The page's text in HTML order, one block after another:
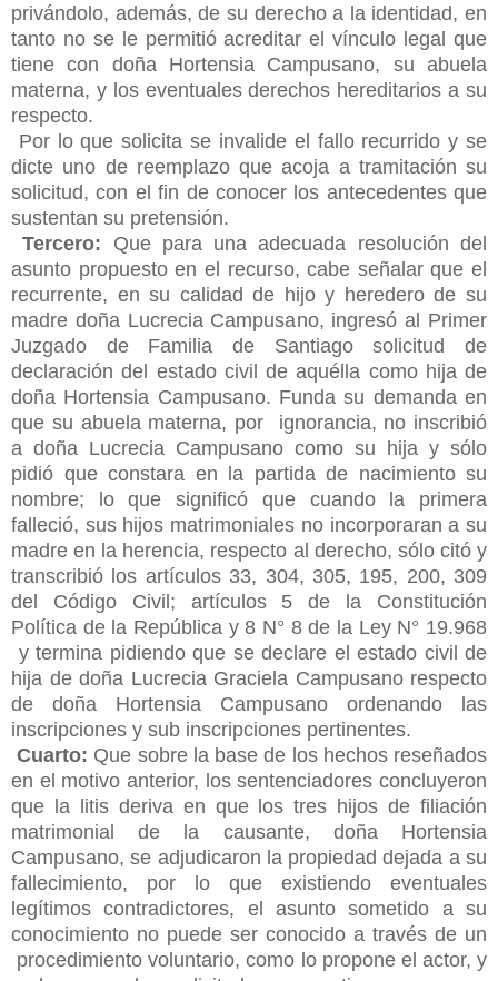
privándolo, además, de su derecho a la identidad, en
tanto no se le permitió acreditar el vínculo legal que
tiene con doña Hortensia Campusano, su abuela
materna, y los eventuales derechos hereditarios a su
respecto.
Por lo que solicita se invalide el fallo recurrido y se
dicte uno de reemplazo que acoja a tramitación su
solicitud, con el fin de conocer los antecedentes que
sustentan su pretensión.
Tercero: Que para una adecuada resolución del
asunto propuesto en el recurso, cabe señalar que el
recurrente, en su calidad de hijo y heredero de su
madre doña Lucrecia Campusano, ingresó al Primer
Juzgado de Familia de Santiago solicitud de
declaración del estado civil de aquélla como hija de
doña Hortensia Campusano. Funda su demanda en
que su abuela materna, por ignorancia, no inscribió
a doña Lucrecia Campusano como su hija y sólo
pidió que constara en la partida de nacimiento su
nombre; lo que significó que cuando la primera
falleció, sus hijos matrimoniales no incorporaran a su
madre en la herencia, respecto al derecho, sólo citó y
transcribió los artículos 33, 304, 305, 195, 200, 309
del Código Civil; artículos 5 de la Constitución
Política de la República y 8 N° 8 de la Ley N° 19.968
y termina pidiendo que se declare el estado civil de
hija de doña Lucrecia Graciela Campusano respecto
de doña Hortensia Campusano ordenando las
inscripciones y sub inscripciones pertinentes.
Cuarto: Que sobre la base de los hechos reseñados
en el motivo anterior, los sentenciadores concluyeron
que la litis deriva en que los tres hijos de filiación
matrimonial de la causante, doña Hortensia
Campusano, se adjudicaron la propiedad dejada a su
fallecimiento, por lo que existiendo eventuales
legítimos contradictores, el asunto sometido a su
conocimiento no puede ser conocido a través de un
procedimiento voluntario, como lo propone el actor, y